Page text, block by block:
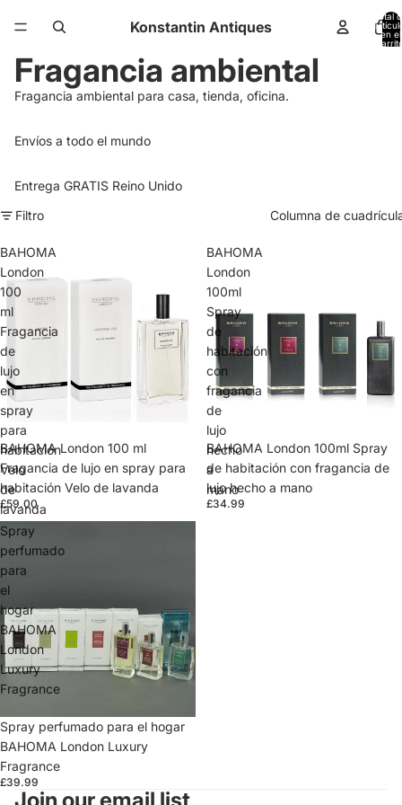
Konstantin Antiques
Total
en el
Fragancia ambiental
Fragancia ambiental para casa, tienda, oficina.
Envíos a todo el mundo
Entrega GRATIS Reino Unido
Filtro
Columna de
BAHOMA
London
100
ml
Fragancia
de
lujo
en
spray
para
habitación
Velo
de
lavanda
BAHOMA London 100 ml
Fragancia de lujo en spray para
habitación Velo de lavanda
£59.00
BAHOMA
London
100ml
Spray
de
habitación
con
fragancia
de
lujo
hecho
a
mano
BAHOMA London 100ml Spray
de habitación con fragancia de
lujo hecho a mano
£34.99
Spray
perfumado
para
el
hogar
BAHOMA
London
Luxury
Fragrance
Spray perfumado para el hogar
BAHOMA London Luxury
Fragrance
£39.99
Política de reembolso